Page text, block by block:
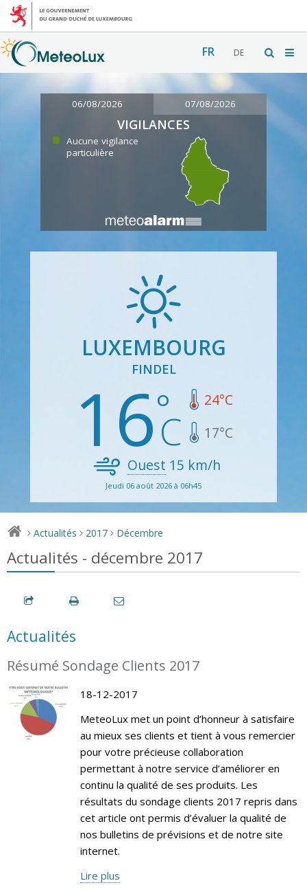
FR DE
06/08/2026 07/08/2026
VIGILANCES
Aucune vigilance
particulière
LUXEMBOURG
FINDEL
16 24°C
17°C
Ouest 15 km/h
Jeudi 06 août 2026 à 06h45
> Actualités > 2017 > Décembre
Actualités - décembre 2017
Actualités
Résumé Sondage Clients 2017
18-12-2017
MeteoLux met un point d’honneur à satisfaire
au mieux ses clients et tient à vous remercier
pour votre précieuse collaboration
permettant à notre service d’améliorer en
continu la qualité de ses produits. Les
résultats du sondage clients 2017 repris dans
cet article ont permis d’évaluer la qualité de
nos bulletins de prévisions et de notre site
internet.
Lire plus